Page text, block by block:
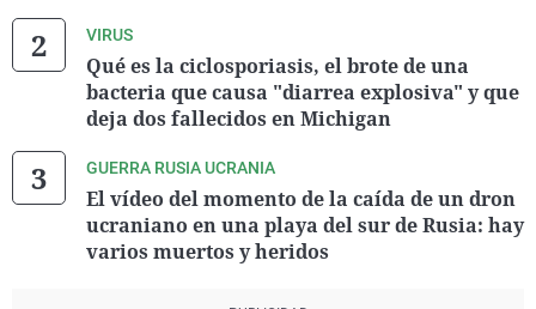
VIRUS
Qué es la ciclosporiasis, el brote de una
bacteria que causa "diarrea explosiva" y que
deja dos fallecidos en Michigan
GUERRA RUSIA UCRANIA
El vídeo del momento de la caída de un dron
ucraniano en una playa del sur de Rusia: hay
varios muertos y heridos